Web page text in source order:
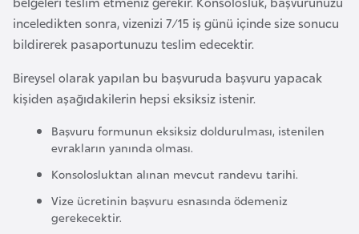
inceledikten sonra, vizenizi 7/15 iş günü içinde size sonucu
bildirerek pasaportunuzu teslim edecektir.
Bireysel olarak yapılan bu başvuruda başvuru yapacak
kişiden aşağıdakilerin hepsi eksiksiz istenir.
Başvuru formunun eksiksiz doldurulması, istenilen
evrakların yanında olması.
Konsolosluktan alınan mevcut randevu tarihi.
Vize ücretinin başvuru esnasında ödemeniz
gerekecektir.
B
r
k